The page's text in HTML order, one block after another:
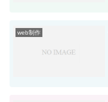
web制作